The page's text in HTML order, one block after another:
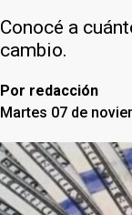
Conocé a
cambio.
Por redacción
Martes 07 de